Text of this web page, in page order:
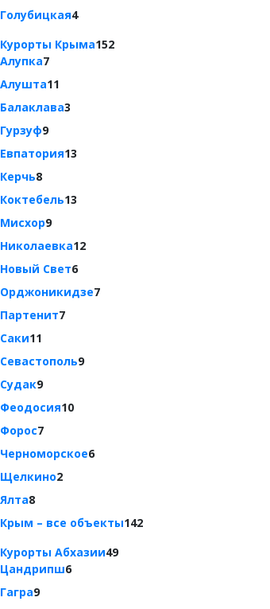
Голубицкая4
Курорты Крыма152
Алупка7
Алушта11
Балаклава3
Гурзуф9
Евпатория13
Керчь8
Коктебель13
Мисхор9
Николаевка12
Новый Свет6
Орджоникидзе7
Партенит7
Саки11
Севастополь9
Судак9
Феодосия10
Форос7
Черноморское6
Щелкино2
Ялта8
Крым – все объекты142
Курорты Абхазии49
Цандрипш6
Гагра9